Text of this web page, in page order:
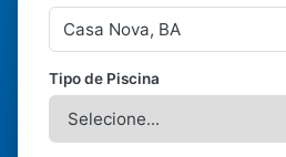
Tipo de Piscina